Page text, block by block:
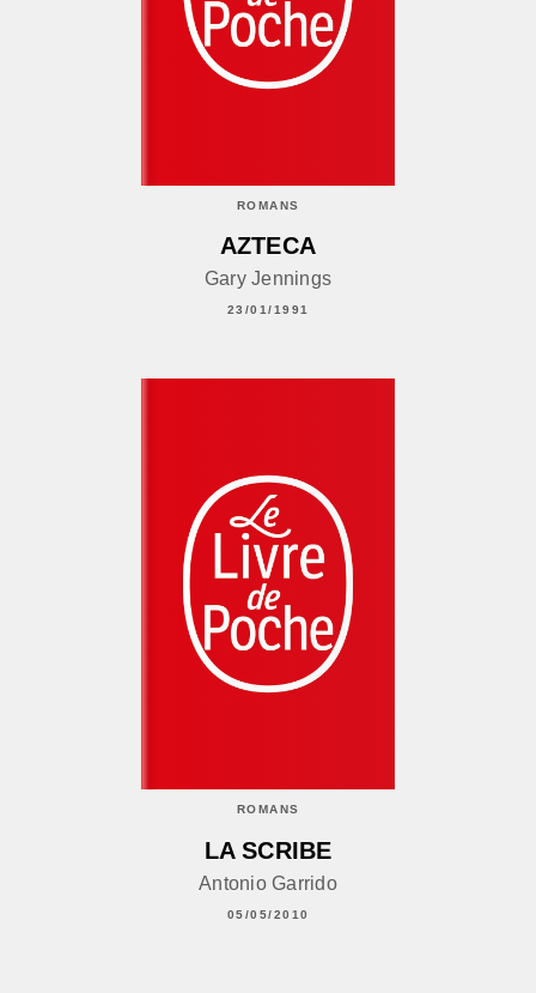
ROMANS
AZTECA
Gary Jennings
23/01/1991
ROMANS
LA SCRIBE
Antonio Garrido
05/05/2010